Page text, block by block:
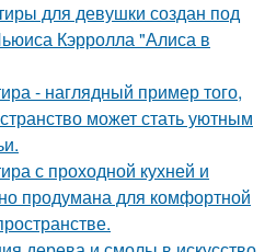
для девушки создан под
Кэрролла "Алиса в
- наглядный пример того,
может стать уютным
с проходной кухней и
продумана для комфортной